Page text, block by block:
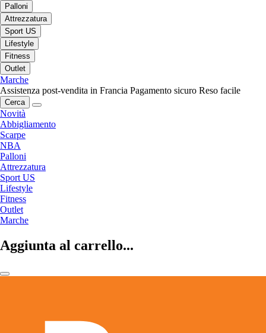
Palloni
Attrezzatura
Sport US
Lifestyle
Fitness
Outlet
Marche
Assistenza post-vendita in Francia Pagamento sicuro Reso facile
Cerca
Novità
Abbigliamento
Scarpe
NBA
Palloni
Attrezzatura
Sport US
Lifestyle
Fitness
Outlet
Marche
Aggiunta al carrello...